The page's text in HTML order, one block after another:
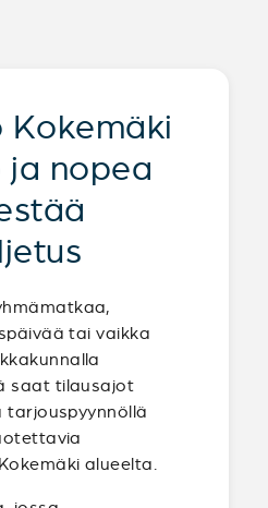
Kokemäki
ja nopea
tai vaikka
saat tilausajot
tarjouspyynnöllä
alueelta.